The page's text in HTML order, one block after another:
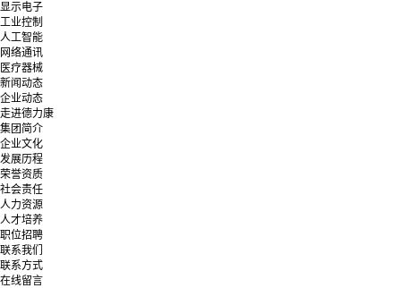
显示电子
工业控制
人工智能
网络通讯
医疗器械
新闻动态
企业动态
走进德力康
集团简介
企业文化
发展历程
荣誉资质
社会责任
人力资源
人才培养
职位招聘
联系我们
联系方式
在线留言